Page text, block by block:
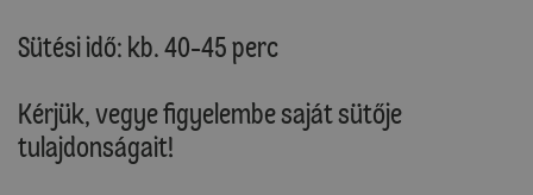
Sütési idő: kb. 40-45 perc
Kérjük, vegye figyelembe saját sütője
tulajdonságait!